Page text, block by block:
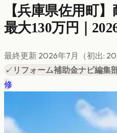
【兵庫県佐用町
最大130万円｜
最終更新 2026年7月 （初出:
✓ リフォーム補助金ナビ編集
修